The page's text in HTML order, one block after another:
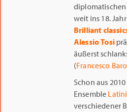
weit ins 18.
Brilliant
AlessioTosi
äußerst
(Francesco
Schon aus
Ensemble
verschiedener